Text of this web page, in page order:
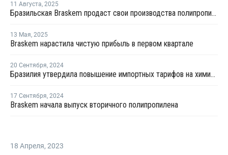
11 Августа, 2025
Бразильская Braskem продаст свои производства полипропилена в США
13 Мая, 2025
Braskem нарастила чистую прибыль в первом квартале
20 Сентября, 2024
Бразилия утвердила повышение импортных тарифов на химикаты и полимеры
17 Сентября, 2024
Braskem начала выпуск вторичного полипропилена
18 Апреля, 2023